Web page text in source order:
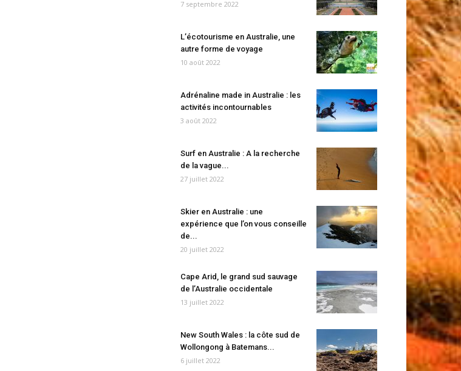
7 septembre 2022
L’écotourisme en Australie, une
autre forme de voyage
10 août 2022
Adrénaline made in Australie : les
activités incontournables
3 août 2022
Surf en Australie : A la recherche
de la vague...
27 juillet 2022
Skier en Australie : une
expérience que l’on vous conseille
de...
20 juillet 2022
Cape Arid, le grand sud sauvage
de l’Australie occidentale
13 juillet 2022
New South Wales : la côte sud de
Wollongong à Batemans...
6 juillet 2022